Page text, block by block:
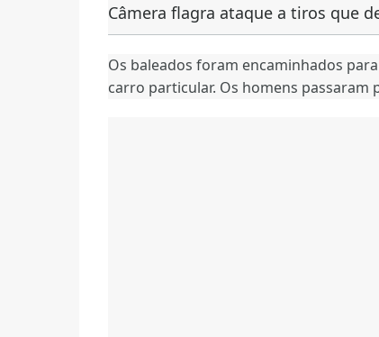
Câmera flagra ataque a tiros que
Os baleados foram encaminhados
carro particular. Os homens